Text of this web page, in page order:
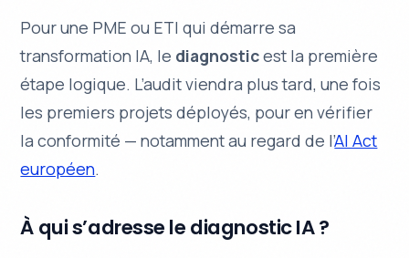
Pour une PME ou ETI qui démarre sa
transformation IA, le diagnosticest la première
étape logique. L’audit viendra plus tard, une fois
les premiers projets déployés, pour en vérifier
la conformité — notamment au regard de l’AI Act
européen.
À qui s’adresse le diagnostic IA ?